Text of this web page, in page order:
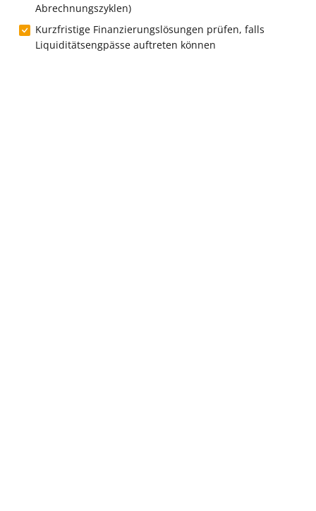
Abrechnungszyklen)
Kurzfristige Finanzierungslösungen prüfen, falls
Liquiditätsengpässe auftreten können